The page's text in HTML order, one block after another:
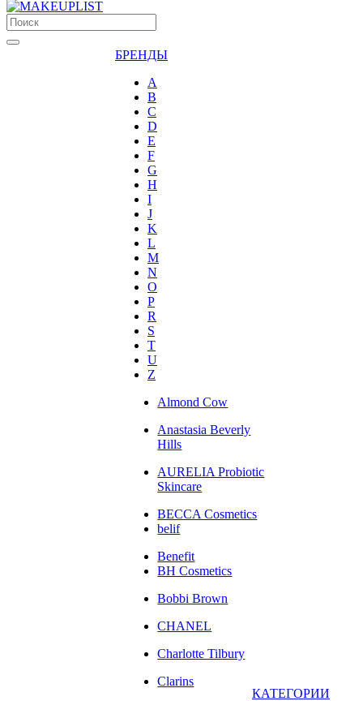
БРЕНДЫ
A
B
C
D
E
F
G
H
I
J
K
L
M
N
O
P
R
S
T
U
Z
Almond Cow
Anastasia Beverly
Hills
AURELIA Probiotic
Skincare
BECCA Cosmetics
belif
Benefit
BH Cosmetics
Bobbi Brown
CHANEL
Charlotte Tilbury
Clarins
КАТЕГОРИИ